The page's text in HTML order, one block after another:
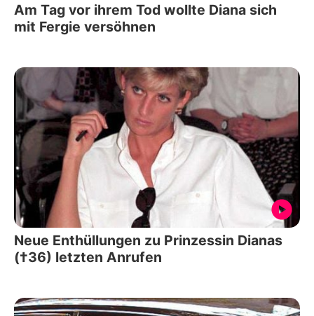
Am Tag vor ihrem Tod wollte Diana sich
mit Fergie versöhnen
Neue Enthüllungen zu Prinzessin Dianas
(†36) letzten Anrufen